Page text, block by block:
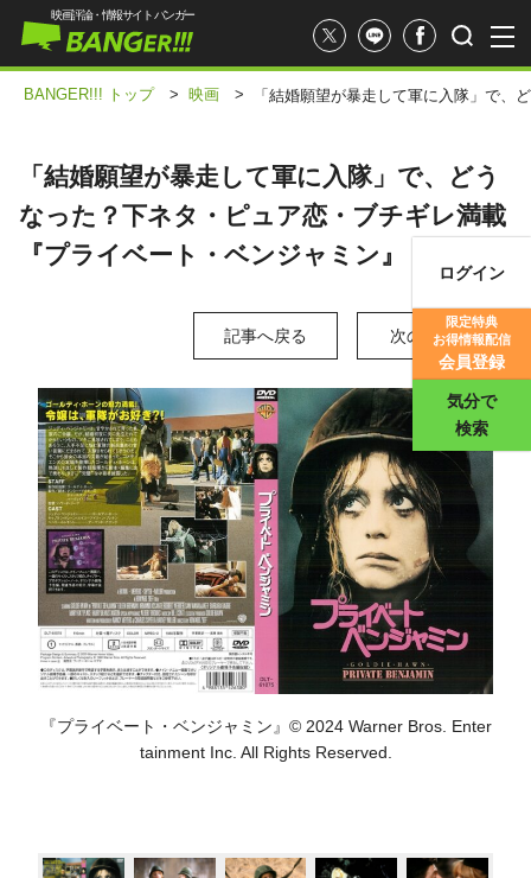
映画評価
映画評論・情報サイト バンガー
ログイン
限定特典
お得情報配信
会員登録
気分で
検索
BANGER!!! トップ > 映画 > 「結婚願望が暴走して軍に入隊」で、
「結婚願望が暴走して軍に入隊」で、どう
なった？下ネタ・ピュア恋・ブチギレ満載
『プライベート・ベンジャミン』
記事へ戻る 次の写真 >
『プライベート・ベンジャミン』© 2024 Warner Bros. Enter
tainment Inc. All Rights Reserved.